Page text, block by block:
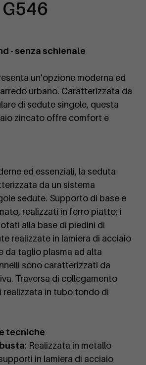
- senza schienale
un'opzione moderna ed
urbano. Caratterizzata da
di sedute singole, questa
zincato offre comfort e
ed essenziali, la seduta
da un sistema
sedute. Supporto di base e
realizzati in ferro piatto; i
alla base di piedini di
realizzate in lamiera di acciaio
da taglio plasma ad alta
sono caratterizzati da
Traversa di collegamento
in tubo tondo di
tecniche
: Realizzata in metallo
in lamiera di acciaio